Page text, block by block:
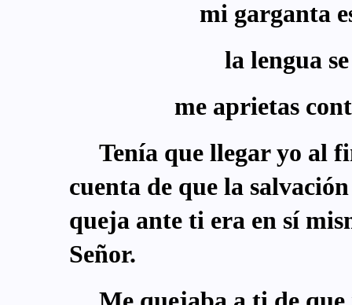
mi garganta
la lengua
me aprietas
Tenía que llegar yo al
cuenta de que la
queja ante ti era en sí
Señor.